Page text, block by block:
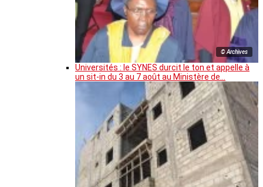
© Archives
Universités : le SYNES durcit le ton et appelle à
un sit-in du 3 au 7 août au Ministère de…